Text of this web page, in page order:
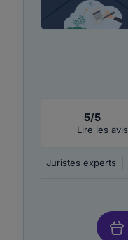
5/5
Lire les avis
Juristes experts